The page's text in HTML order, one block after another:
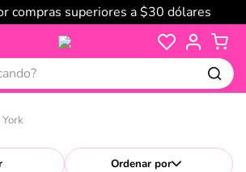
compras superiores a $30 dólares
Ordenar por